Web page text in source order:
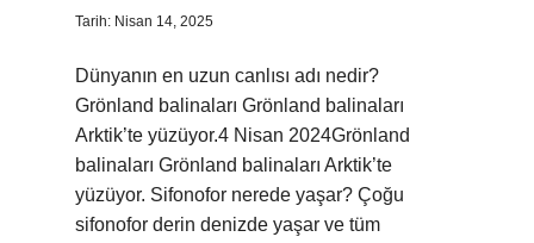
Tarih: Nisan 14, 2025
Dünyanın en uzun canlısı adı nedir?
Grönland balinaları Grönland balinaları
Arktik’te yüzüyor.4 Nisan 2024Grönland
balinaları Grönland balinaları Arktik’te
yüzüyor. Sifonofor nerede yaşar? Çoğu
sifonofor derin denizde yaşar ve tüm